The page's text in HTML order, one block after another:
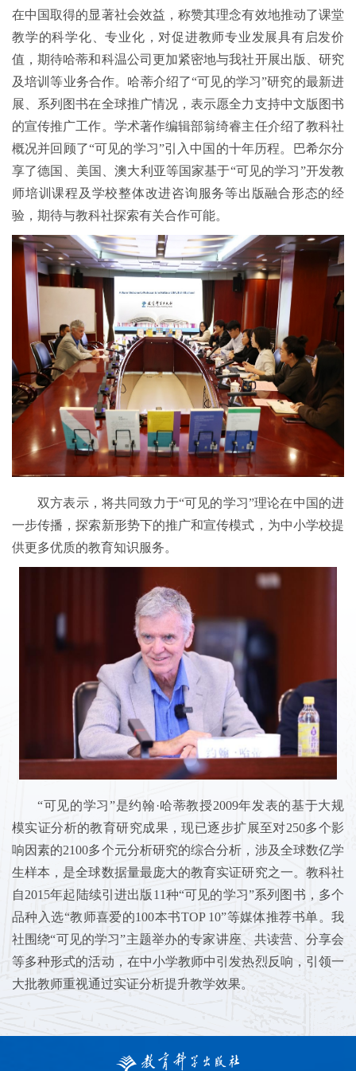
在中国取得的显著社会效益，称赞其理念有效地推动了课堂
教学的科学化、专业化，对促进教师专业发展具有启发价
值，期待哈蒂和科温公司更加紧密地与我社开展出版、研究
及培训等业务合作。哈蒂介绍了“可见的学习”研究的最新进
展、系列图书在全球推广情况，表示愿全力支持中文版图书
的宣传推广工作。学术著作编辑部翁绮睿主任介绍了教科社
概况并回顾了“可见的学习”引入中国的十年历程。巴希尔分
享了德国、美国、澳大利亚等国家基于“可见的学习”开发教
师培训课程及学校整体改进咨询服务等出版融合形态的经
验，期待与教科社探索有关合作可能。
双方表示，将共同致力于“可见的学习”理论在中国的进
一步传播，探索新形势下的推广和宣传模式，为中小学校提
供更多优质的教育知识服务。
“可见的学习”是约翰·哈蒂教授2009年发表的基于大规
模实证分析的教育研究成果，现已逐步扩展至对250多个影
响因素的2100多个元分析研究的综合分析，涉及全球数亿学
生样本，是全球数据量最庞大的教育实证研究之一。教科社
自2015年起陆续引进出版11种“可见的学习”系列图书，多个
品种入选“教师喜爱的100本书TOP 10”等媒体推荐书单。我
社围绕“可见的学习”主题举办的专家讲座、共读营、分享会
等多种形式的活动，在中小学教师中引发热烈反响，引领一
大批教师重视通过实证分析提升教学效果。